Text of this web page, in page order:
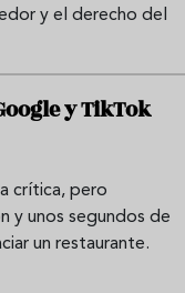
y el derecho del
y TikTok
crítica, pero
y unos segundos de
un restaurante.